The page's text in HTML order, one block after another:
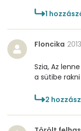
Niacin - B3
Folsav - B9-
1
Floncika
Szia, Az
a sütibe
2